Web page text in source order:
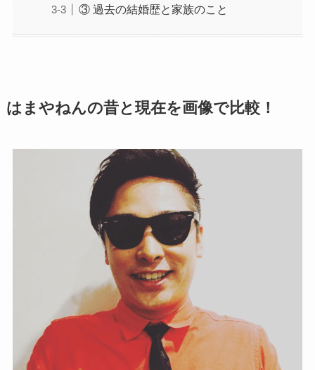
③ 過去の結婚歴と家族のこと
はまやねんの昔と現在を画像で比較！